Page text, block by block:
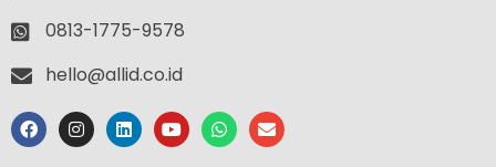
0813-1775-9578
hello@allid.co.id